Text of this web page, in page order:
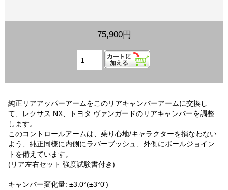
75,900円
純正リアアッパーアームをこのリアキャンバーアームに交換し
て、レクサス NX、トヨタ ヴァンガードのリアキャンバーを調整
します。
このコントロールアームは、乗り心地/キャラクターを損なわない
よう、純正同様に内側にラバーブッシュ、外側にボールジョイン
トを備えています。
(リア左右セット 強度試験書付き)
キャンバー変化量: ±3.0°(±3°0')